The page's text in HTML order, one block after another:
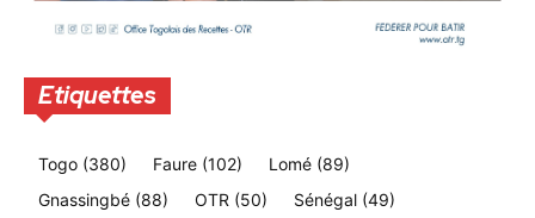
Etiquettes
Togo (380) Faure (102) Lomé (89)
Gnassingbé (88) OTR (50) Sénégal (49)